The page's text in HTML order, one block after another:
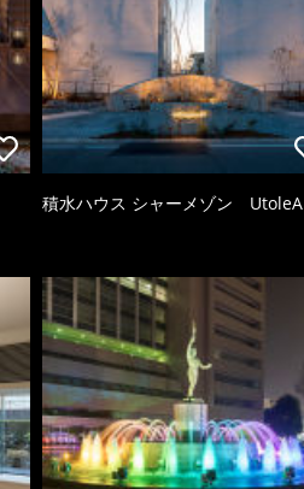
積水ハウス シャーメゾン UtoleA